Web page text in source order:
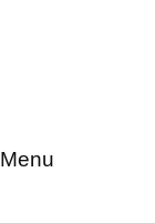
Menu